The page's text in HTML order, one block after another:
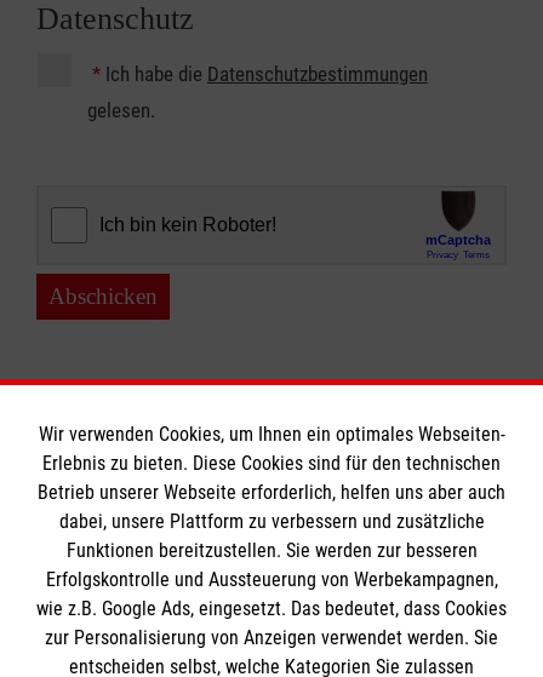
Datenschutz
* Ich habe die Datenschutzbestimmungen
gelesen.
Abschicken
Der Malteser Hilfsdienst e. V. ist als eingetragene
gemeinnützige Organisation von der Körperschaft- und
Gewerbesteuer befreit.
Informationen
Wir verwenden Cookies, um Ihnen ein optimales Webseiten-
Erlebnis zu bieten. Diese Cookies sind für den technischen
Betrieb unserer Webseite erforderlich, helfen uns aber auch
dabei, unsere Plattform zu verbessern und zusätzliche
Funktionen bereitzustellen. Sie werden zur besseren
Erfolgskontrolle und Aussteuerung von Werbekampagnen,
wie z.B. Google Ads, eingesetzt. Das bedeutet, dass Cookies
zur Personalisierung von Anzeigen verwendet werden. Sie
entscheiden selbst, welche Kategorien Sie zulassen